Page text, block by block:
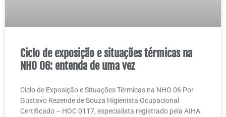
Ciclo de exposição e situações térmicas na
NHO 06: entenda de uma vez
Ciclo de Exposição e Situações Térmicas na NHO 06 Por
Gustavo Rezende de Souza Higienista Ocupacional
Certificado – HOC 0117, especialista registrado pela AIHA